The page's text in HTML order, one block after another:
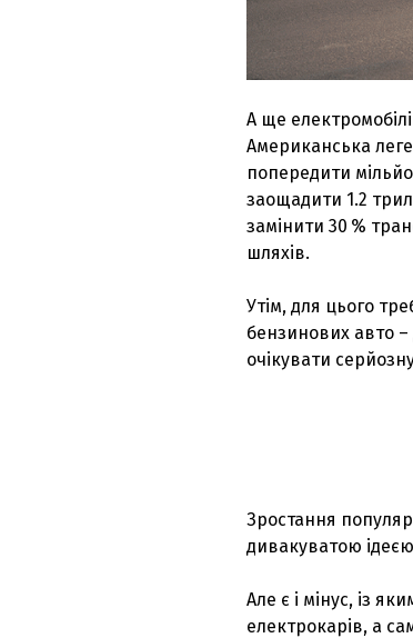
А ще
Американська
попередити
заощадити 1.2
замінити 30 %
шляхів.
Утім, для цього
бензинових авто –
очікувати
Зростання
дивакуватою
Але є і мінус, із
електрокарів, а